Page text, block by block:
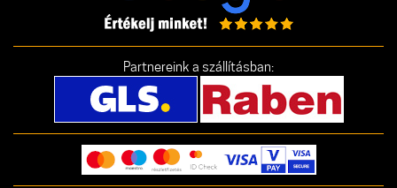
Partnereink a szállításban: